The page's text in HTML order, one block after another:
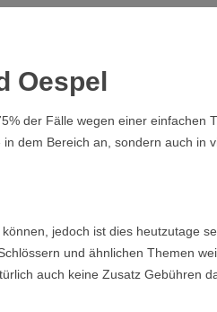
Oespel
der Fälle wegen einer
dem Bereich an, sondern auch in
jedoch ist dies heutzutage
und ähnlichen Themen
auch keine Zusatz Gebühren